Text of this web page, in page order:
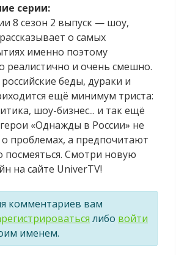
серии:
8 сезон 2 выпуск — шоу,
о самых
именно поэтому
реалистично и очень смешно.
беды, дураки и
ещё минимум триста:
шоу-бизнес... и так ещё
«Однажды в России» не
проблемах, а предпочитают
посмеяться. Смотри новую
на сайте UniverTV!
комментариев вам
либо войти
именем.